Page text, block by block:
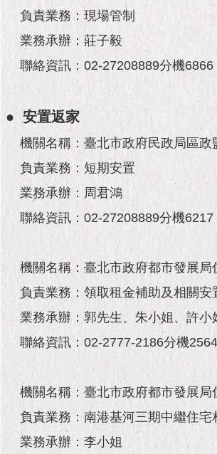
及
成
果
市
料
發
現
臺
北
動
題
館
與
動
動
負責業務：現場管制
業務承辦：莊子毅
聯絡資訊：02-27208889分機6866
● 安置返家
機關名稱：臺北市政府民政局區政
負責業務：短期安置
業務承辦：周君鴻
聯絡資訊：02-27208889分機6217
機關名稱：臺北市政府都市發展局
負責業務：領取租金補助及相關安
業務承辦：郭先生、朱小姐、許小
聯絡資訊：02-2777-2186分機
機關名稱：臺北市政府都市發展局
負責業務：南港基河三期中繼住宅
業務承辦：李小姐